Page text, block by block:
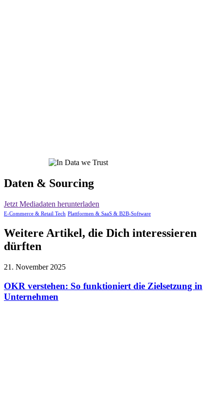
Daten & Sourcing
Jetzt Mediadaten herunterladen
E-Commerce & Retail Tech Plattformen & SaaS & B2B-Software
Weitere Artikel, die Dich interessieren
dürften
21. November 2025
OKR verstehen: So funktioniert die Zielsetzung in
Unternehmen